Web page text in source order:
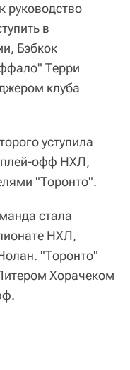
руководство
в
Бэбкок
Терри
клуба
уступила
плей-офф НХЛ,
"Торонто".
стала
НХЛ,
"Торонто"
Хорачеком